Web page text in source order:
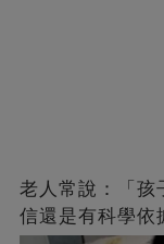
老人常說：「孩
信還是有科學依